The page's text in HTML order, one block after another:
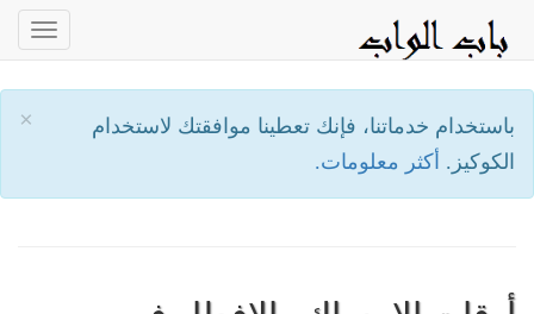
×
باستخدام خدماتنا، فإنك تعطينا موافقتك لاستخدام
الكوكيز. أكثر معلومات.